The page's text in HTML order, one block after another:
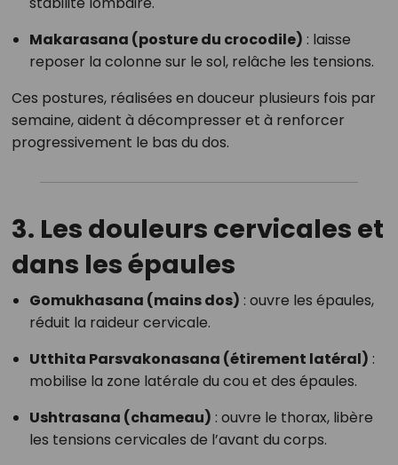
Makarasana (posture du crocodile) : laisse
reposer la colonne sur le sol, relâche les tensions.
Ces postures, réalisées en douceur plusieurs fois par
semaine, aident à décompresser et à renforcer
progressivement le bas du dos.
3. Les douleurs cervicales et
dans les épaules
Gomukhasana (mains dos) : ouvre les épaules,
réduit la raideur cervicale.
Utthita Parsvakonasana (étirement latéral) :
mobilise la zone latérale du cou et des épaules.
Ushtrasana (chameau) : ouvre le thorax, libère
les tensions cervicales de l’avant du corps.